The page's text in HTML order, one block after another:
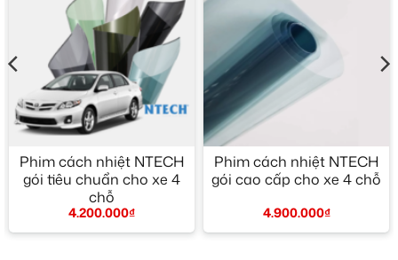
Phim cách nhiệt NTECH
gói tiêu chuẩn cho xe 4
chỗ
4.200.000₫
Phim cách nhiệt NTECH
gói cao cấp cho xe 4 chỗ
4.900.000₫